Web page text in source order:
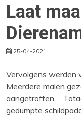
Laat
25-04-2021
Vervolgens werden
Meerdere malen
aangetroffen….
gedumpte